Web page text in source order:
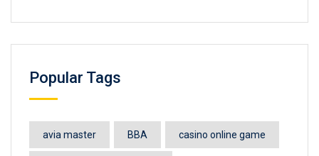
Popular Tags
avia master BBA casino online game